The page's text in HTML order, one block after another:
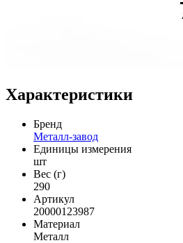
Характеристики
Бренд
Металл-завод
Единицы измерения
шт
Вес (г)
290
Артикул
20000123987
Материал
Металл